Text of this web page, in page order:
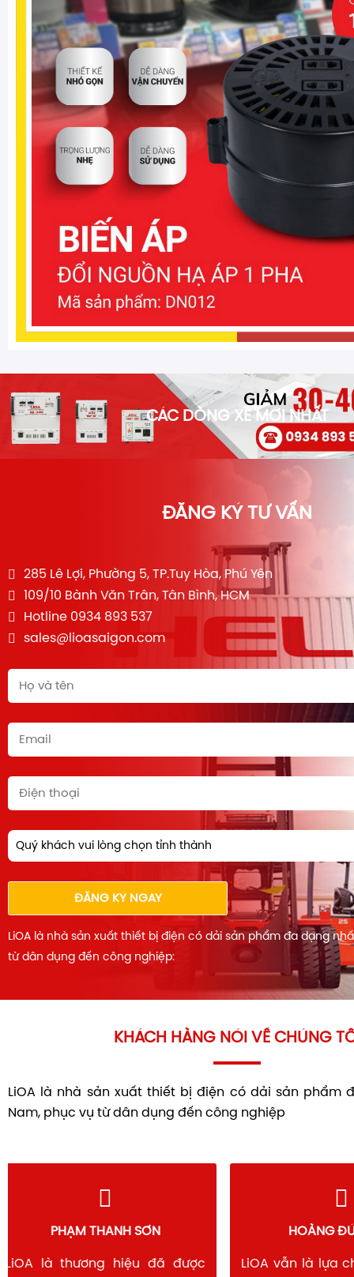
CÁC DÒNG XE MỚI NHẤT
ĐĂNG KÝ TƯ VẤN
285 Lê Lợi, Phường 5, TP.Tuy Hòa, Phú Yên
109/10 Bành Văn Trân, Tân Bình, HCM
Hotline 0934 893 537
sales@lioasaigon.com
Quý khách vui lòng chọn tỉnh thành
ĐĂNG KÝ NGAY
LiOA là nhà sản xuất thiết bị điện có dải sản phẩm đa dạng
từ dân dụng đến công nghiệp:
KHÁCH HÀNG NÓI VỀ CHÚNG
LiOA là nhà sản xuất thiết bị điện có dải sản phẩm
Nam, phục vụ từ dân dụng đến công nghiệp
PHẠM THANH SƠN
LiOA là thương hiệu đã được
HOÀNG
LiOA vẫn là